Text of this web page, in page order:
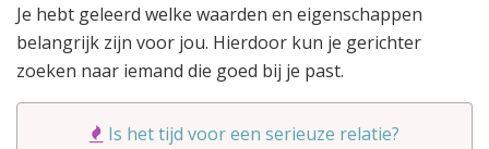
Je hebt geleerd welke waarden en eigenschappen
belangrijk zijn voor jou. Hierdoor kun je gerichter
zoeken naar iemand die goed bij je past.
Is het tijd voor een serieuze relatie?